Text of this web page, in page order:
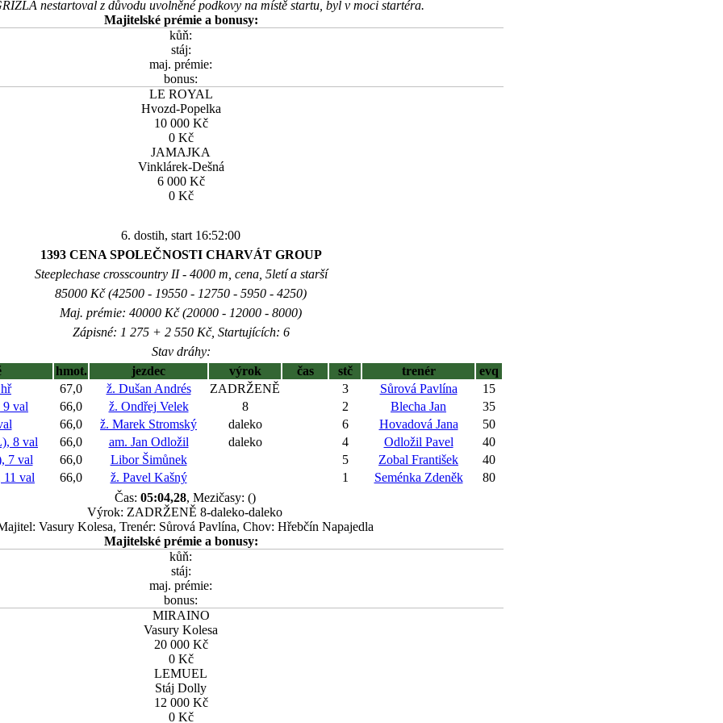
nestartoval z důvodu uvolněné podkovy na místě startu, byl v moci startéra.
Majitelské prémie a bonusy:
kůň:
stáj:
maj. prémie:
bonus:
LE ROYAL
Hvozd-Popelka
10 000 Kč
0 Kč
JAMAJKA
Vinklárek-Dešná
6 000 Kč
0 Kč
6. dostih, start 16:52:00
1393 CENA SPOLEČNOSTI CHARVÁT GROUP
Steeplechase crosscountry II - 4000 m, cena, 5letí a starší
85000 Kč (42500 - 19550 - 12750 - 5950 - 4250)
Maj. prémie: 40000 Kč (20000 - 12000 - 8000)
Zápisné: 1 275 + 2 550 Kč, Startujících: 6
Stav dráhy:
hmot. jezdec výrok čas stč trenér
evq
67,0 ž. Dušan Andrés ZADRŽENĚ 3 Sůrová Pavlína
15
val 66,0 ž. Ondřej Velek 8 2 Blecha Jan
35
66,0 ž. Marek Stromský daleko 6 Hovadová Jana
50
8 val 66,0 am. Jan Odložil daleko 4 Odložil Pavel
40
7 val 66,0 Libor Šimůnek 5 Zobal František
40
val 66,0 ž. Pavel Kašný 1 Seménka Zdeněk
80
Čas: 05:04,28, Mezičasy: ()
Výrok: ZADRŽENĚ 8-daleko-daleko
Vasury Kolesa, Trenér: Sůrová Pavlína, Chov: Hřebčín Napajedla
Majitelské prémie a bonusy:
kůň:
stáj:
maj. prémie:
bonus:
MIRAINO
Vasury Kolesa
20 000 Kč
0 Kč
LEMUEL
Stáj Dolly
12 000 Kč
0 Kč